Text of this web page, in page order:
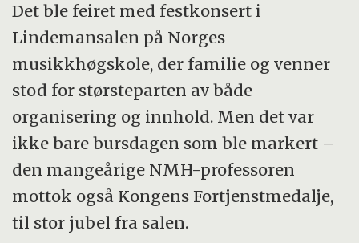
Det ble feiret med festkonsert i
Lindemansalen på Norges
musikkhøgskole, der familie og venner
stod for størsteparten av både
organisering og innhold. Men det var
ikke bare bursdagen som ble markert –
den mangeårige NMH-professoren
mottok også Kongens Fortjenstmedalje,
til stor jubel fra salen.